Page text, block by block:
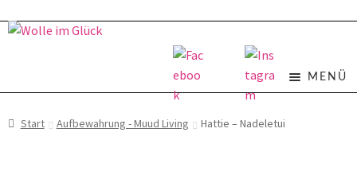
Zur
Zum
MENÜ
Start Aufbewahrung - Muud Living Hattie – Nadeletui